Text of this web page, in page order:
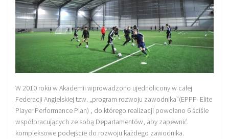
W 2010 roku w Akademii wprowadzono ujednolicony w całej
Federacji Angielskiej tzw. „program rozwoju zawodnika”(EPPP- Elite
Player Performance Plan) , do którego realizacji powołano 6 ściśle
współpracujących ze sobą Departamentów, aby zapewnić
kompleksowe podejście do rozwoju każdego zawodnika.